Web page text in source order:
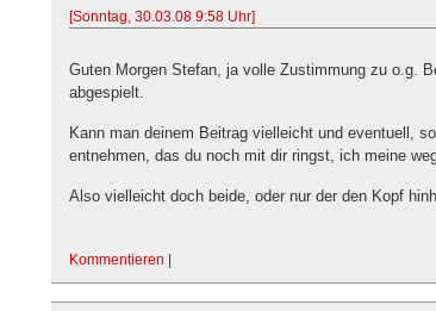
[Sonntag, 30.03.08 9:58 Uhr]
Guten Morgen Stefan, ja volle Zustimmung zu o.g.
abgespielt.
Kann man deinem Beitrag vielleicht und eventuell,
entnehmen, das du noch mit dir ringst, ich meine
Also vielleicht doch beide, oder nur der den Kopf
Kommentieren